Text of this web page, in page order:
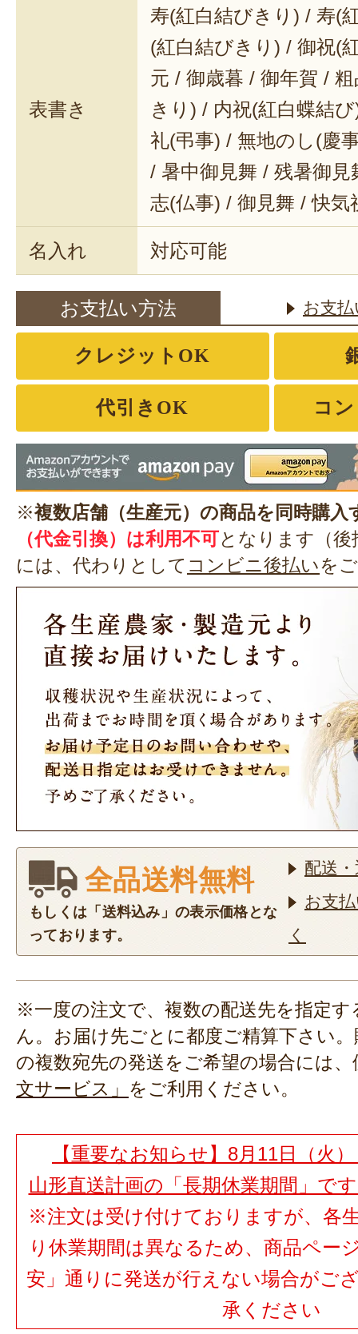
表書き
寿(紅白結びきり) / 寿(
(紅白結びきり) / 御祝(
元 / 御歳暮 / 御年賀 /
きり) / 内祝(紅白蝶結
礼(弔事) / 無地のし(慶
/ 暑中御見舞 / 残暑御
志(仏事) / 御見舞 / 快気
名入れ 対応可能
お支払い方法 お支
クレジットOK
代引きOK コ
※複数店舗（生産元）の商品を同時購入
（代金引換）は利用不可となります（
には、代わりとして コンビニ後払いを
全品送料無料
もしくは「送料込み」の表示価格とな
っております。
配送
お支
く
※一度の注文で、複数の配送先を指定
ん。お届け先ごとに都度ご精算下さい
の複数宛先の発送をご希望の場合には、
文サービス」 をご利用ください。
【重要なお知らせ】8月11日（火
山形直送計画の「長期休業期間」で
※注文は受け付けておりますが、各
り休業期間は異なるため、商品ペー
安」通りに発送が行えない場合がご
承ください